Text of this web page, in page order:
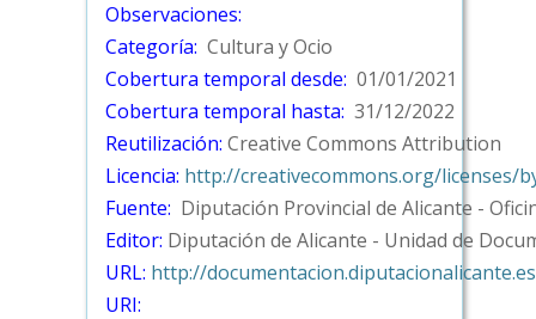
Observaciones:
Categoría:Cultura y Ocio
Cobertura temporal desde:01/01/2021
Cobertura temporal hasta:31/12/2022
Reutilización:Creative Commons Attribution
Licencia: http://creativecommons.org/licenses/
Fuente: Diputación Provincial de Alicante -
Editor: Diputación de Alicante - Unidad de
URL: http://
URI: